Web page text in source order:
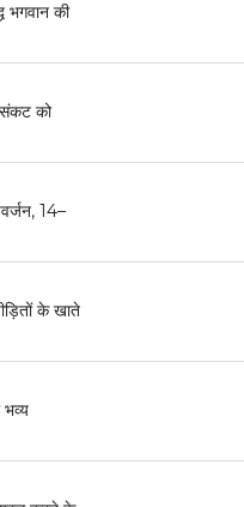
भगवान की
संकट को
14–
के खाते
भव्य